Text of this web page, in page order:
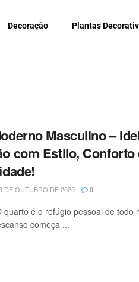
Decoração Plantas
Masculino –
com Estilo, Conforto
DE OUTUBRO DE 2025 0
quarto é o refúgio pessoal de todo
começa ...